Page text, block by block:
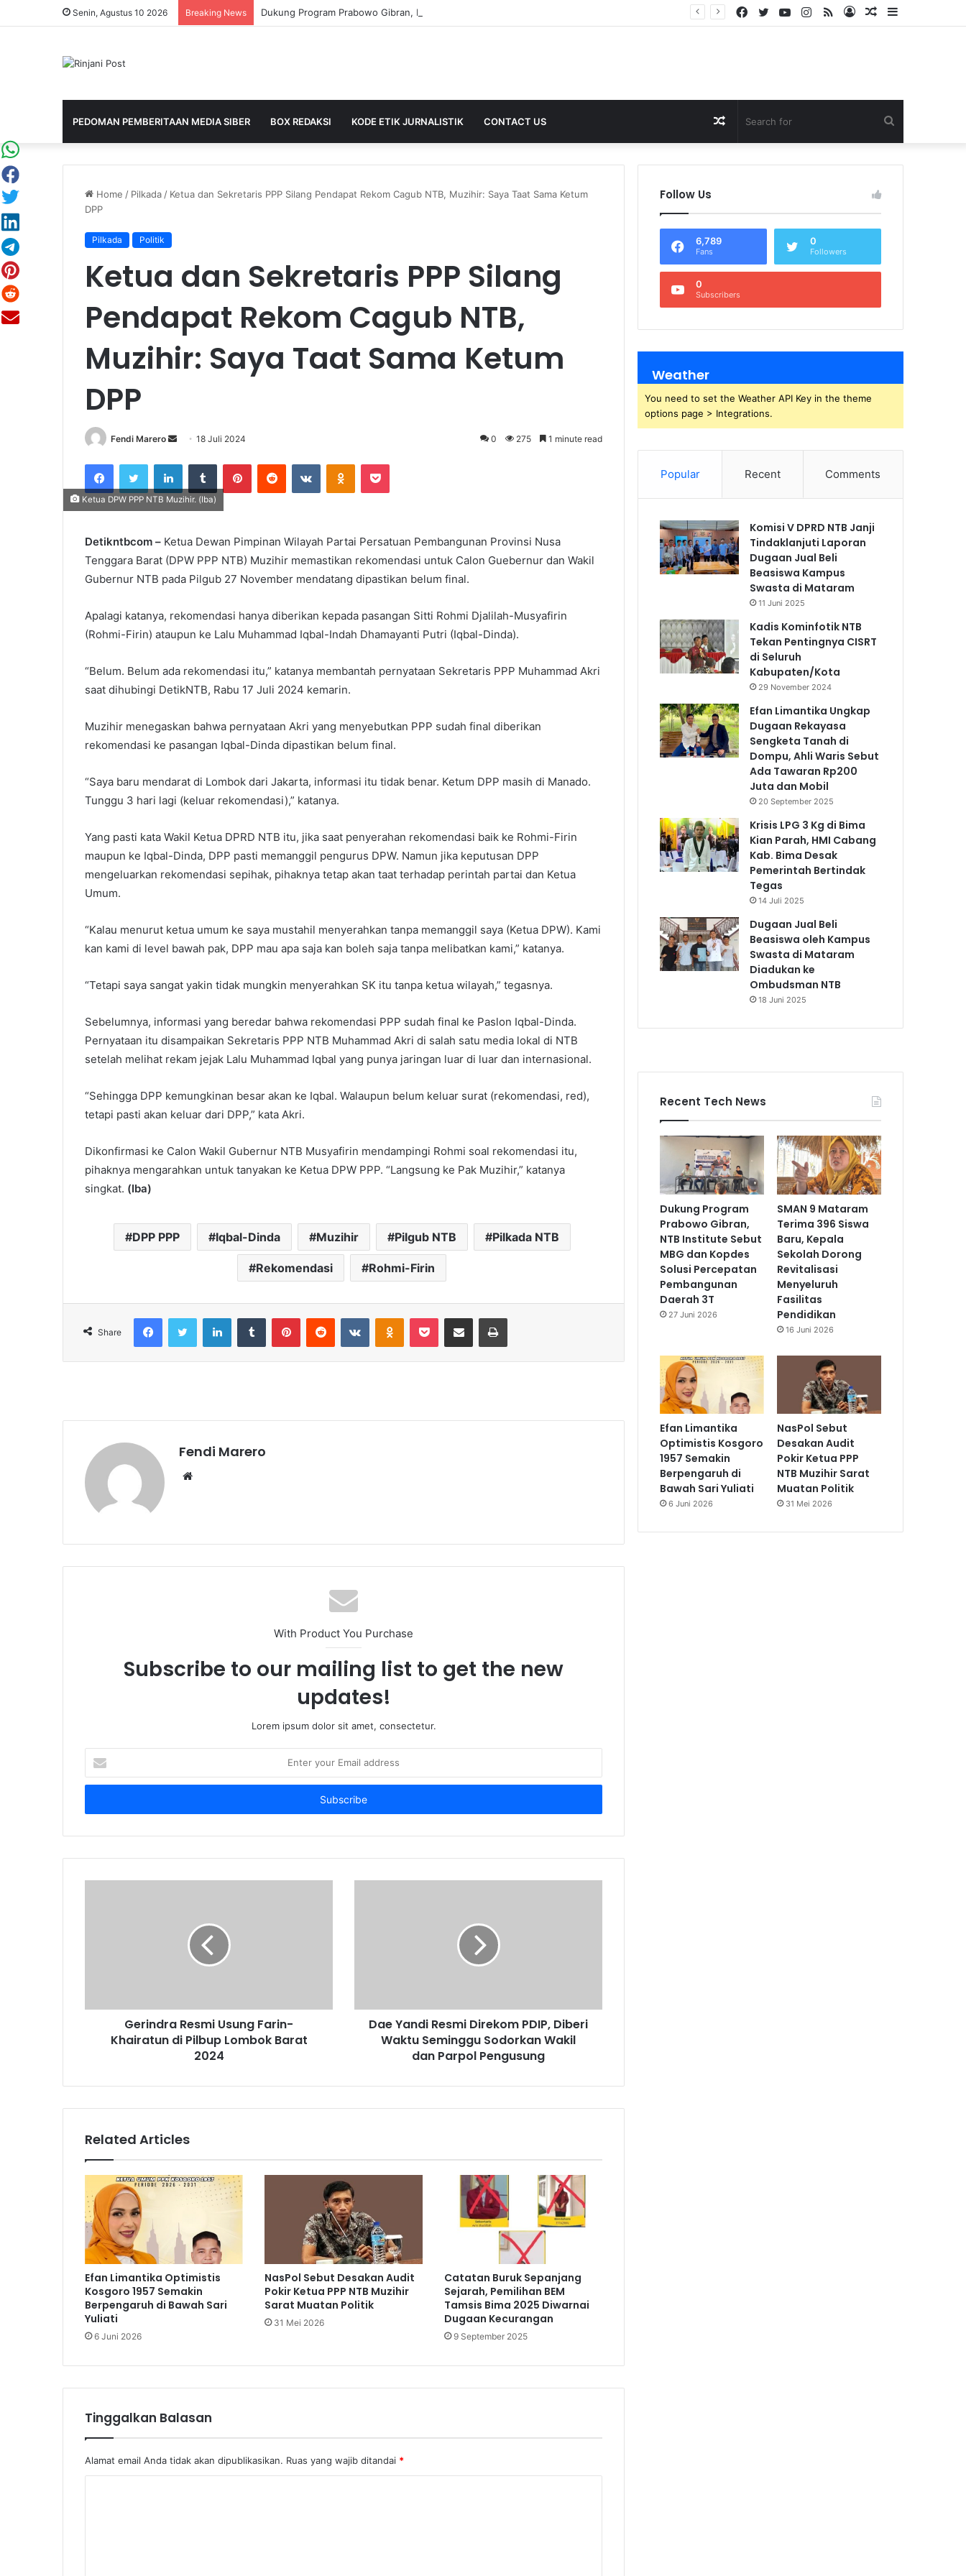
Senin, Agustus 10 2026 Breaking News
Random
Log
RSS
Instagram
YouTube
Twitter
Facebook
PEDOMAN PEMBERITAAN MEDIA SIBER BOX REDAKSI KODE ETIK JURNALISTIK CONTACT US
for
Random
Article
Home / Pilkada / Ketua dan Sekretaris PPP Silang Pendapat Rekom Cagub NTB, Muzihir: Saya Taat Sama Ketum
DPP
Pilkada Politik
Ketua dan Sekretaris PPP Silang
Pendapat Rekom Cagub NTB,
Muzihir: Saya Taat Sama Ketum
DPP
Fendi Marero
Send18 Juli 2024 0 275 1 minute read
FacebookTwitter LinkedIn Tumblr PinterestReddit VKontakteOdnoklassniki
Ketua DPW PPP NTB Muzihir. (Iba)
Detikntbcom – Ketua Dewan Pimpinan Wilayah Partai Persatuan Pembangunan Provinsi Nusa
Tenggara Barat (DPW PPP NTB) Muzihir memastikan rekomendasi untuk Calon Guebernur dan Wakil
Gubernur NTB pada Pilgub 27 November mendatang dipastikan belum final.
Apalagi katanya, rekomendasi hanya diberikan kepada pasangan Sitti Rohmi Djalilah-Musyafirin
(Rohmi-Firin) ataupun ke Lalu Muhammad Iqbal-Indah Dhamayanti Putri (Iqbal-Dinda).
“Belum. Belum ada rekomendasi itu,” katanya membantah pernyataan Sekretaris PPP Muhammad Akri
saat dihubingi DetikNTB, Rabu 17 Juli 2024 kemarin.
Muzihir menegaskan bahwa pernyataan Akri yang menyebutkan PPP sudah final diberikan
rekomendasi ke pasangan Iqbal-Dinda dipastikan belum final.
“Saya baru mendarat di Lombok dari Jakarta, informasi itu tidak benar. Ketum DPP masih di Manado.
Tunggu 3 hari lagi (keluar rekomendasi),” katanya.
Yang pasti kata Wakil Ketua DPRD NTB itu, jika saat penyerahan rekomendasi baik ke Rohmi-Firin
maupun ke Iqbal-Dinda, DPP pasti memanggil pengurus DPW. Namun jika keputusan DPP
mengeluarkan rekomendasi sepihak, pihaknya tetap akan taat terhadap perintah partai dan Ketua
Umum.
“Kalau menurut ketua umum ke saya mustahil menyerahkan tanpa memanggil saya (Ketua DPW). Kami
kan kami di level bawah pak, DPP mau apa saja kan boleh saja tanpa melibatkan kami,” katanya.
“Tetapi saya sangat yakin tidak mungkin menyerahkan SK itu tanpa ketua wilayah,” tegasnya.
Sebelumnya, informasi yang beredar bahwa rekomendasi PPP sudah final ke Paslon Iqbal-Dinda.
Pernyataan itu disampaikan Sekretaris PPP NTB Muhammad Akri di salah satu media lokal di NTB
setelah melihat rekam jejak Lalu Muhammad Iqbal yang punya jaringan luar di luar dan internasional.
“Sehingga DPP kemungkinan besar akan ke Iqbal. Walaupun belum keluar surat (rekomendasi, red),
tetapi pasti akan keluar dari DPP,” kata Akri.
Dikonfirmasi ke Calon Wakil Gubernur NTB Musyafirin mendampingi Rohmi soal rekomendasi itu,
pihaknya mengarahkan untuk tanyakan ke Ketua DPW PPP. “Langsung ke Pak Muzihir,” katanya
singkat. (Iba)
DPP PPP Iqbal-Dinda Muzihir Pilgub NTB Pilkada NTB
Rekomendasi Rohmi-Firin
Share
FacebookTwitter LinkedIn Tumblr PinterestReddit VKontakteOdnoklassniki
Pocket Share via Email
Fendi Marero
With Product You Purchase
Subscribe to our mailing list to get the new
updates!
Lorem ipsum dolor sit amet, consectetur.
your
Email
Gerindra Resmi Usung Farin-
Khairatun di Pilbup Lombok Barat
2024
Dae Yandi Resmi Direkom PDIP, Diberi
Waktu Seminggu Sodorkan Wakil
dan Parpol Pengusung
Related Articles
Efan Limantika Optimistis
Kosgoro 1957 Semakin
Berpengaruh di Bawah Sari
Yuliati
6 Juni 2026
NasPol Sebut Desakan Audit
Pokir Ketua PPP NTB Muzihir
Sarat Muatan Politik
31 Mei 2026
Catatan Buruk Sepanjang
Sejarah, Pemilihan BEM
Tamsis Bima 2025 Diwarnai
Dugaan Kecurangan
9 September 2025
Tinggalkan Balasan
Alamat email Anda tidak akan dipublikasikan. Ruas yang wajib ditandai *
Follow Us
6,789
Fans
0
Followers
0
Subscribers
Weather
You need to set the Weather API Key in the theme
options page > Integrations.
Popular Recent Comments
Komisi V DPRD NTB Janji
Tindaklanjuti Laporan
Dugaan Jual Beli
Beasiswa Kampus
Swasta di Mataram
11 Juni 2025
Kadis Kominfotik NTB
Tekan Pentingnya CISRT
di Seluruh
Kabupaten/Kota
29 November 2024
Efan Limantika Ungkap
Dugaan Rekayasa
Sengketa Tanah di
Dompu, Ahli Waris Sebut
Ada Tawaran Rp200
Juta dan Mobil
20 September 2025
Krisis LPG 3 Kg di Bima
Kian Parah, HMI Cabang
Kab. Bima Desak
Pemerintah Bertindak
Tegas
14 Juli 2025
Dugaan Jual Beli
Beasiswa oleh Kampus
Swasta di Mataram
Diadukan ke
Ombudsman NTB
18 Juni 2025
Recent Tech News
Dukung Program
Prabowo Gibran,
NTB Institute Sebut
MBG dan Kopdes
Solusi Percepatan
Pembangunan
Daerah 3T
27 Juni 2026
SMAN 9 Mataram
Terima 396 Siswa
Baru, Kepala
Sekolah Dorong
Revitalisasi
Menyeluruh
Fasilitas
Pendidikan
16 Juni 2026
Efan Limantika
Optimistis Kosgoro
1957 Semakin
Berpengaruh di
Bawah Sari Yuliati
6 Juni 2026
NasPol Sebut
Desakan Audit
Pokir Ketua PPP
NTB Muzihir Sarat
Muatan Politik
31 Mei 2026